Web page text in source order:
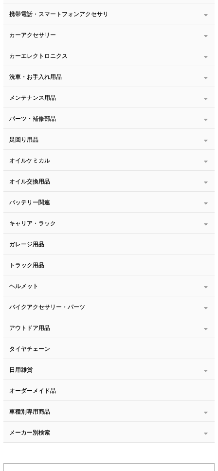
携帯電話・スマートフォンアクセサリ
カーアクセサリー
カーエレクトロニクス
洗車・お手入れ用品
メンテナンス用品
パーツ・補修部品
足回り用品
オイルケミカル
オイル交換用品
バッテリー関連
キャリア・ラック
ガレージ用品
トラック用品
ヘルメット
バイクアクセサリー・パーツ
アウトドア用品
タイヤチェーン
日用雑貨
オーダーメイド品
車種別専用商品
メーカー別検索